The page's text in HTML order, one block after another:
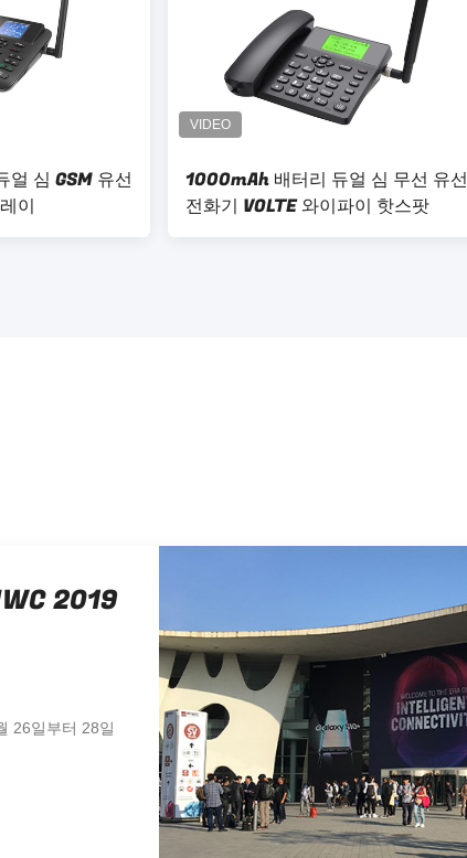
얼 심 GSM 유선
이
1000mAh 배터리 듀얼 심 무선 유선
전화기 VOLTE 와이파이 핫스팟
2019
26일부터 28일